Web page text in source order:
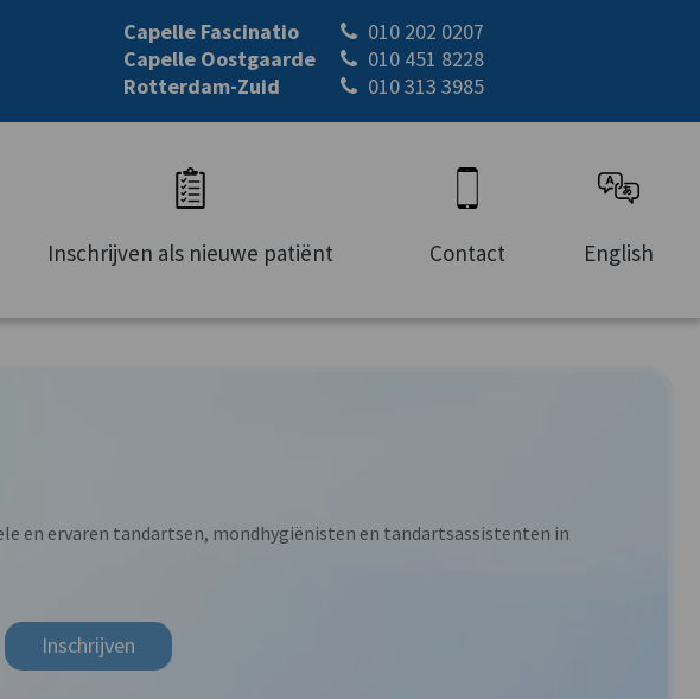
Capelle Fascinatio
010 202 0207
Capelle Oostgaarde
010 451 8228
Rotterdam-Zuid
010 313 3985
Inschrijven als nieuwe patiënt Contact English
en ervaren tandartsen, mondhygiënisten en tandartsassistenten in
Inschrijven